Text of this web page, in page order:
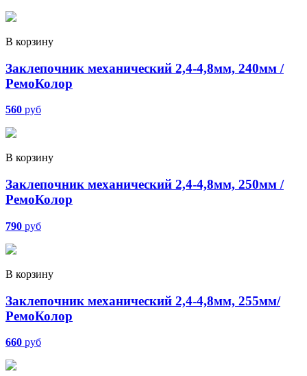
В корзину
Заклепочник механический 2,4-4,8мм, 240мм /
РемоКолор
560 руб
В корзину
Заклепочник механический 2,4-4,8мм, 250мм /
РемоКолор
790 руб
В корзину
Заклепочник механический 2,4-4,8мм, 255мм/
РемоКолор
660 руб